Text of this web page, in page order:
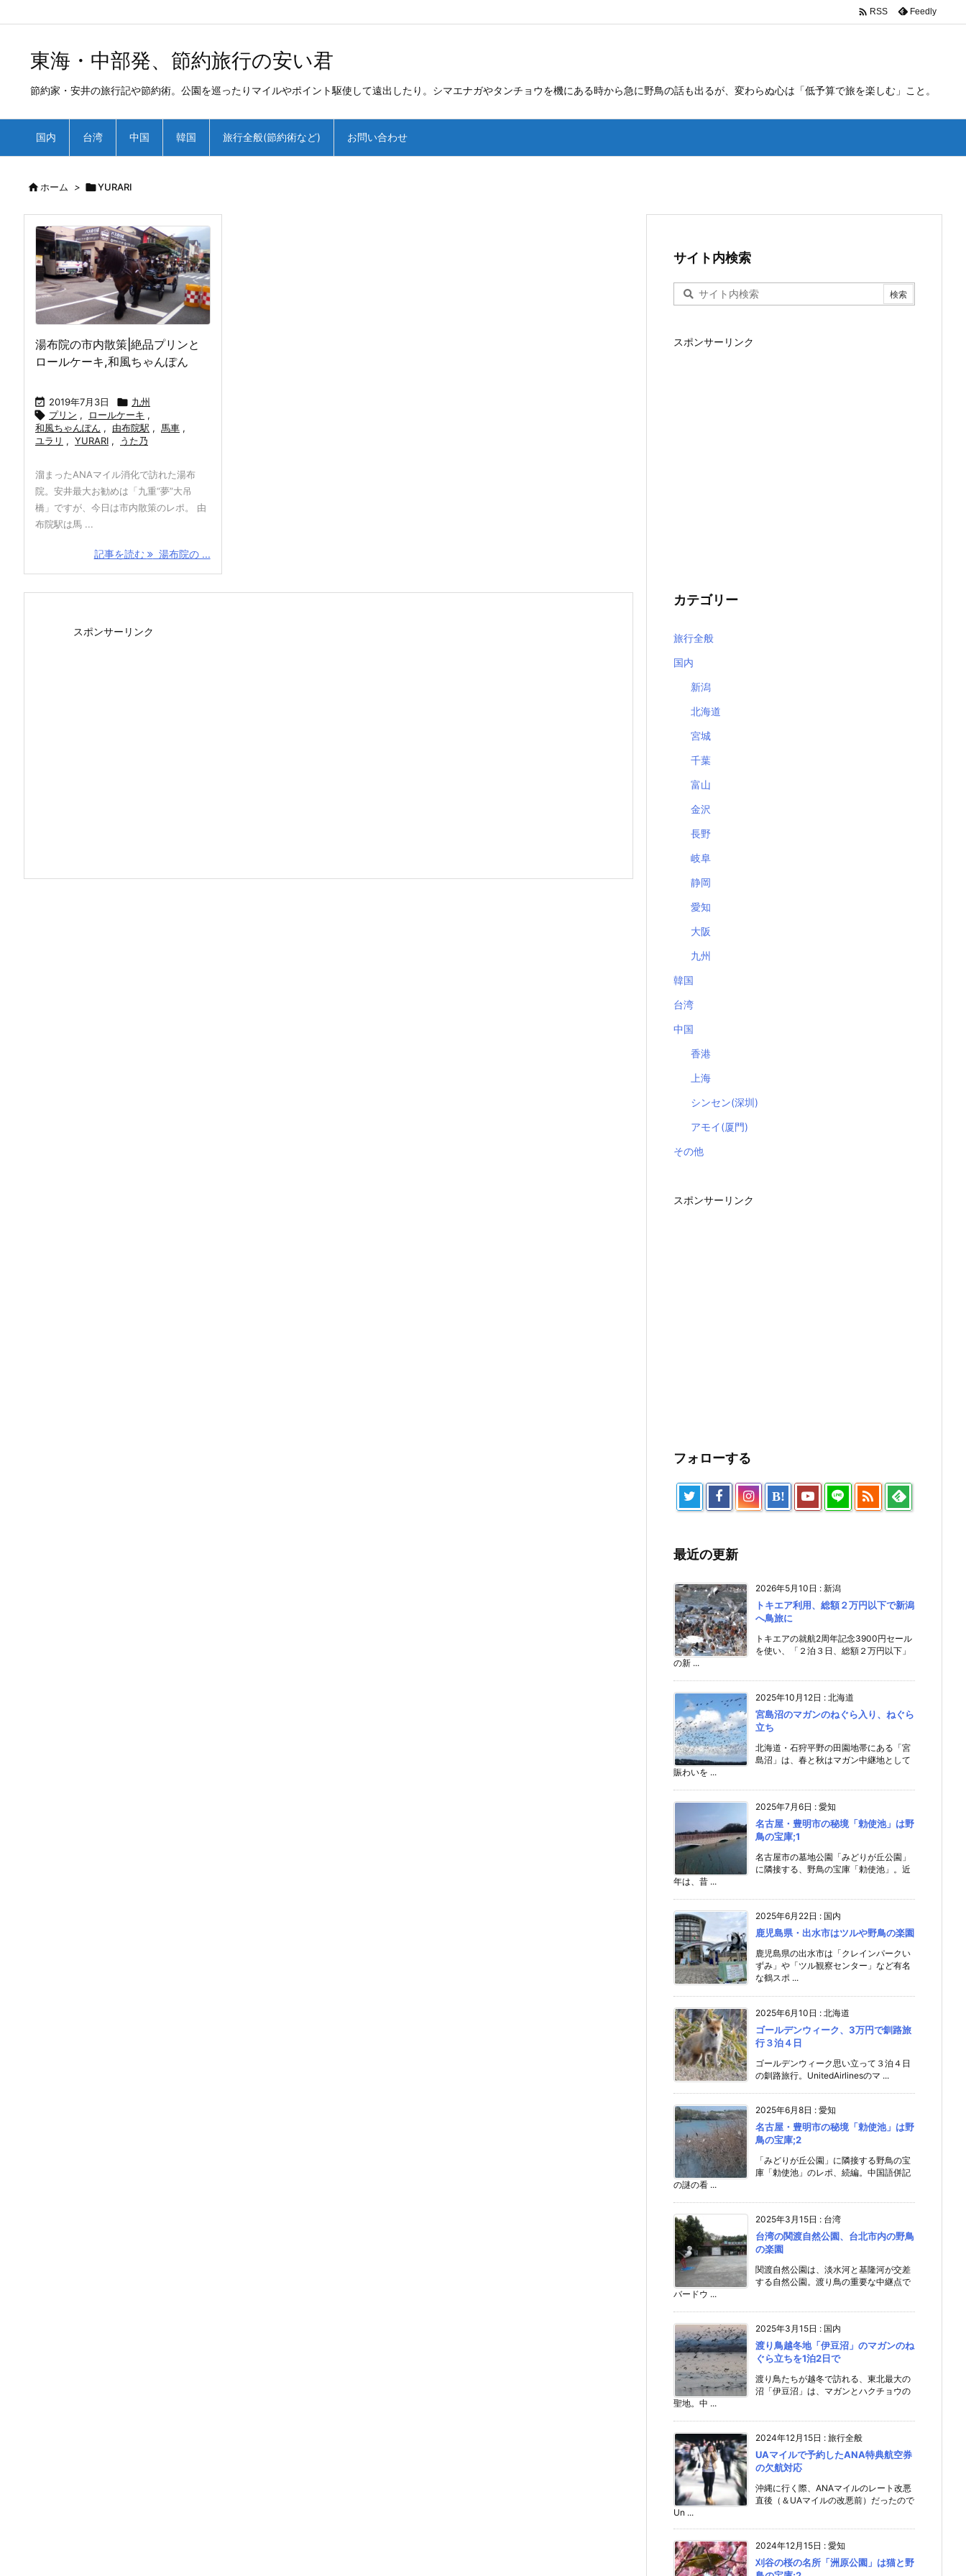
東海・中部発、節約旅行の安い君
節約家・安井の旅行記や節約術。公園を巡ったりマイルやポイント駆使して遠出したり。シマエナガやタンチョウを機にある時から急に野鳥の話も出るが、変わらぬ心は「低予算で旅を楽しむ」こと。
国内 台湾 中国 韓国 旅行全般(節約術など) お問い合わせ
 RSS Feedly
ホーム > YURARI
湯布院の市内散策|絶品プリンと
ロールケーキ,和風ちゃんぽん
 2019年7月3日  九州
 プリン , ロールケーキ ,
和風ちゃんぽん , 由布院駅 , 馬車 ,
ユラリ , YURARI , うた乃
溜まったANAマイル消化で訪れた湯布
院。安井最大お勧めは「九重“夢”大吊
橋」ですが、今日は市内散策のレポ。 由
布院駅は馬 ...
記事を読む 湯布院の ...
スポンサーリンク
サイト内検索
スポンサーリンク
カテゴリー
旅行全般
国内
新潟
北海道
宮城
千葉
富山
金沢
長野
岐阜
静岡
愛知
大阪
九州
韓国
台湾
中国
香港
上海
シンセン(深圳)
アモイ(厦門)
その他
スポンサーリンク
フォローする
B! 
最近の更新
2026年5月10日 : 新潟
トキエア利用、総額２万円以下で新潟
へ鳥旅に
トキエアの就航2周年記念3900円セール
を使い、「２泊３日、総額２万円以下」
の新 ...
2025年10月12日 : 北海道
宮島沼のマガンのねぐら入り、ねぐら
立ち
北海道・石狩平野の田園地帯にある「宮
島沼」は、春と秋はマガン中継地として
賑わいを ...
2025年7月6日 : 愛知
名古屋・豊明市の秘境「勅使池」は野
鳥の宝庫;1
名古屋市の墓地公園「みどりが丘公園」
に隣接する、野鳥の宝庫「勅使池」。近
年は、昔 ...
2025年6月22日 : 国内
鹿児島県・出水市はツルや野鳥の楽園
鹿児島県の出水市は「クレインパークい
ずみ」や「ツル観察センター」など有名
な鶴スポ ...
2025年6月10日 : 北海道
ゴールデンウィーク、3万円で釧路旅
行３泊４日
ゴールデンウィーク思い立って３泊４日
の釧路旅行。UnitedAirlinesのマ ...
2025年6月8日 : 愛知
名古屋・豊明市の秘境「勅使池」は野
鳥の宝庫;2
「みどりが丘公園」に隣接する野鳥の宝
庫「勅使池」のレポ、続編。中国語併記
の謎の看 ...
2025年3月15日 : 台湾
台湾の関渡自然公園、台北市内の野鳥
の楽園
関渡自然公園は、淡水河と基隆河が交差
する自然公園。渡り鳥の重要な中継点で
バードウ ...
2025年3月15日 : 国内
渡り鳥越冬地「伊豆沼」のマガンのね
ぐら立ちを1泊2日で
渡り鳥たちが越冬で訪れる、東北最大の
沼「伊豆沼」は、マガンとハクチョウの
聖地。中 ...
2024年12月15日 : 旅行全般
UAマイルで予約したANA特典航空券
の欠航対応
沖縄に行く際、ANAマイルのレート改悪
直後（＆UAマイルの改悪前）だったので
Un ...
2024年12月15日 : 愛知
刈谷の桜の名所「洲原公園」は猫と野